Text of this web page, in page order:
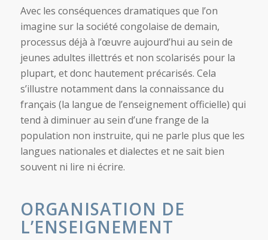
Avec les conséquences dramatiques que l’on
imagine sur la société congolaise de demain,
processus déjà à l’œuvre aujourd’hui au sein de
jeunes adultes illettrés et non scolarisés pour la
plupart, et donc hautement précarisés. Cela
s’illustre notamment dans la connaissance du
français (la langue de l’enseignement officielle) qui
tend à diminuer au sein d’une frange de la
population non instruite, qui ne parle plus que les
langues nationales et dialectes et ne sait bien
souvent ni lire ni écrire.
ORGANISATION DE
L’ENSEIGNEMENT